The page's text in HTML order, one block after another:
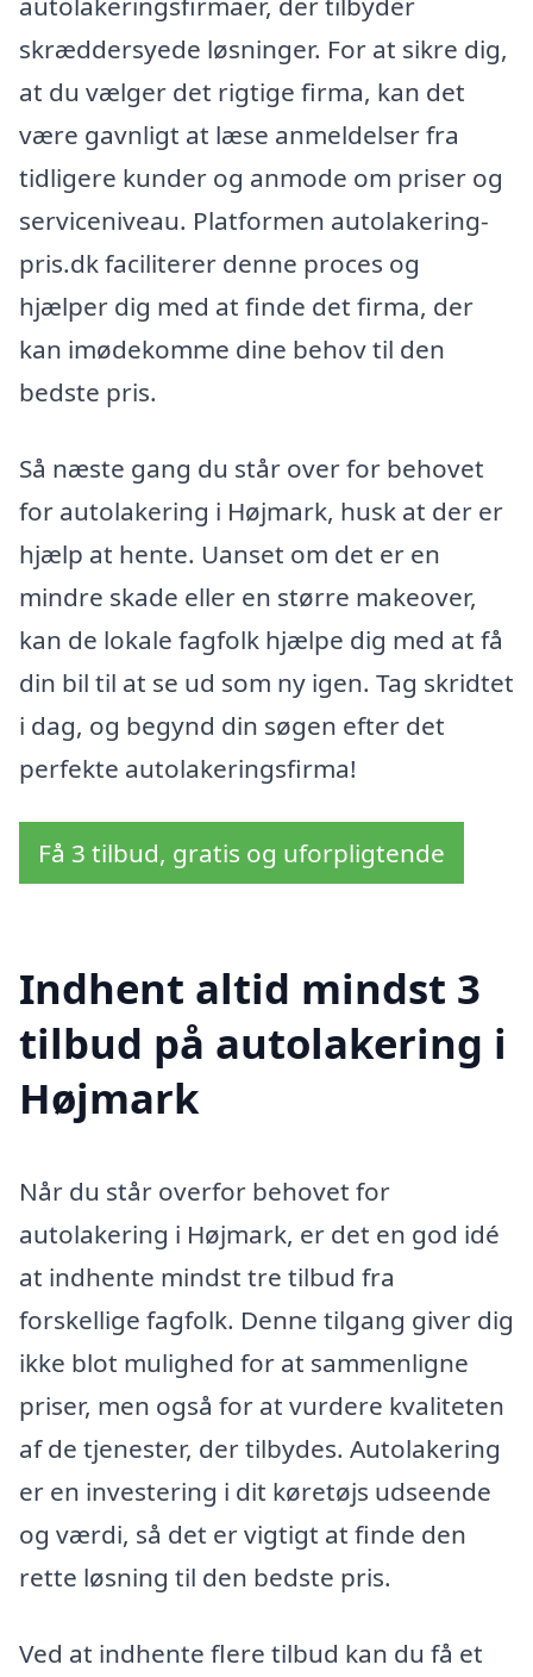
skræddersyede løsninger. For at sikre dig,
at du vælger det rigtige firma, kan det
være gavnligt at læse anmeldelser fra
tidligere kunder og anmode om priser og
serviceniveau. Platformen autolakering-
pris.dk faciliterer denne proces og
hjælper dig med at finde det firma, der
kan imødekomme dine behov til den
bedste pris.
Så næste gang du står over for behovet
for autolakering i Højmark, husk at der er
hjælp at hente. Uanset om det er en
mindre skade eller en større makeover,
kan de lokale fagfolk hjælpe dig med at få
din bil til at se ud som ny igen. Tag skridtet
i dag, og begynd din søgen efter det
perfekte autolakeringsfirma!
Få 3 tilbud, gratis og uforpligtende
Indhent altid mindst 3
tilbud på autolakering i
Højmark
Når du står overfor behovet for
autolakering i Højmark, er det en god idé
at indhente mindst tre tilbud fra
forskellige fagfolk. Denne tilgang giver dig
ikke blot mulighed for at sammenligne
priser, men også for at vurdere kvaliteten
af de tjenester, der tilbydes. Autolakering
er en investering i dit køretøjs udseende
og værdi, så det er vigtigt at finde den
rette løsning til den bedste pris.
Ved at indhente flere tilbud kan du få et